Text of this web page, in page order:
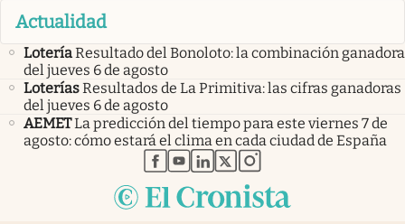
Actualidad
LoteríaResultado del Bonoloto: la combinación ganadora
del jueves 6 de agosto
LoteríasResultados de La Primitiva: las cifras ganadoras
del jueves 6 de agosto
AEMETLa predicción del tiempo para este viernes 7 de
agosto: cómo estará el clima en cada ciudad de España
abre en nueva pestaña
abre en nueva pestaña
abre en nueva pestaña
abre en nueva pestaña
abre en nueva pestaña